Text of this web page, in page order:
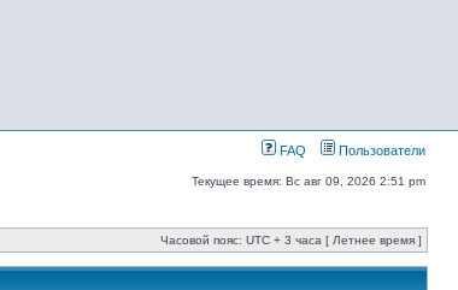
FAQ Пользователи
Текущее время: Вс авг 09, 2026 2:51 pm
Часовой пояс: UTC + 3 часа [ Летнее время ]